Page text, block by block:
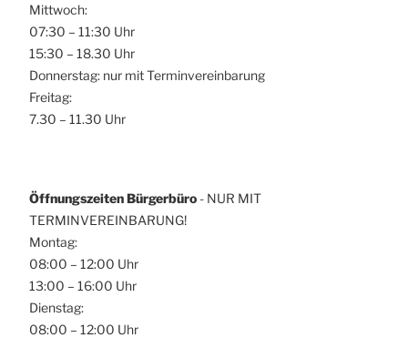
Mittwoch:
07:30 – 11:30 Uhr
15:30 – 18.30 Uhr
Donnerstag: nur mit Terminvereinbarung
Freitag:
7.30 – 11.30 Uhr
Öffnungszeiten Bürgerbüro - NUR MIT
TERMINVEREINBARUNG!
Montag:
08:00 – 12:00 Uhr
13:00 – 16:00 Uhr
Dienstag:
08:00 – 12:00 Uhr